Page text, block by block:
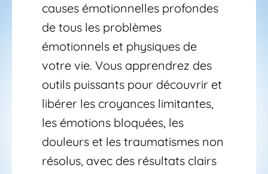
causes émotionnelles profondes
de tous les problèmes
émotionnels et physiques de
votre vie. Vous apprendrez des
outils puissants pour découvrir et
libérer les croyances limitantes,
les émotions bloquées, les
douleurs et les traumatismes non
résolus, avec des résultats clairs